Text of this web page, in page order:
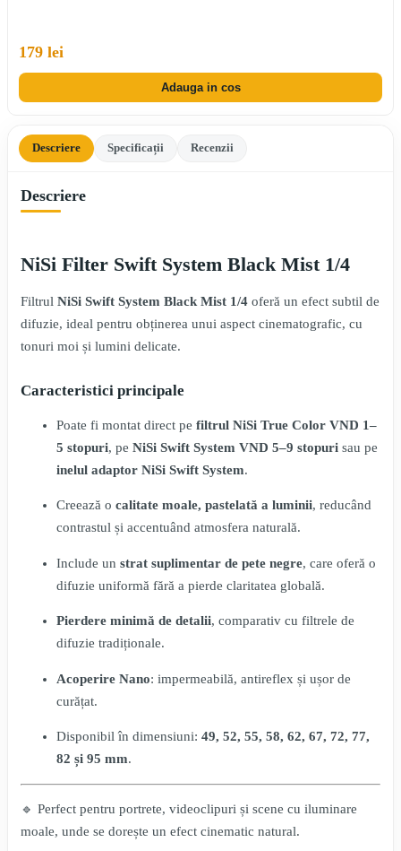
179 lei
Adauga in cos
Descriere Specificații Recenzii
Descriere
NiSi Filter Swift System Black Mist 1/4
Filtrul NiSi Swift System Black Mist 1/4 oferă un efect subtil de
difuzie, ideal pentru obținerea unui aspect cinematografic, cu
tonuri moi și lumini delicate.
Caracteristici principale
Poate fi montat direct pe filtrul NiSi True Color VND 1–
5 stopuri, pe NiSi Swift System VND 5–9 stopuri sau pe
inelul adaptor NiSi Swift System.
Creează o calitate moale, pastelată a luminii, reducând
contrastul și accentuând atmosfera naturală.
Include un strat suplimentar de pete negre, care oferă o
difuzie uniformă fără a pierde claritatea globală.
Pierdere minimă de detalii, comparativ cu filtrele de
difuzie tradiționale.
Acoperire Nano: impermeabilă, antireflex și ușor de
curățat.
Disponibil în dimensiuni: 49, 52, 55, 58, 62, 67, 72, 77,
82 și 95 mm.
🔹 Perfect pentru portrete, videoclipuri și scene cu iluminare
moale, unde se dorește un efect cinematic natural.